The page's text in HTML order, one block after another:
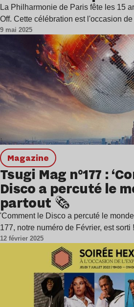
La Philharmonie de Paris fête les 15
Off. Cette célébration est l'occasion
9 mai 2025
magazine
Tsugi Mag n°177 :
Disco a percuté le
partout 🗞️
'Comment le Disco a percuté le
177, notre numéro de Février, est
12 février 2025